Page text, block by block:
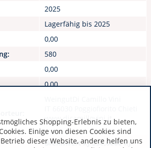
2025
Lagerfähig bis 2025
0,00
580
0,00
0,00
www.dicamillovini.it
Brennwert kJ 336,0000 kJ
Shopping-Erlebnis zu bieten,
Einige von diesen Cookies sind
dieser Website, andere helfen uns